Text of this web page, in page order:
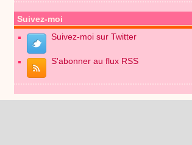
Suivez-moi
Suivez-moi sur Twitter
S'abonner au flux RSS